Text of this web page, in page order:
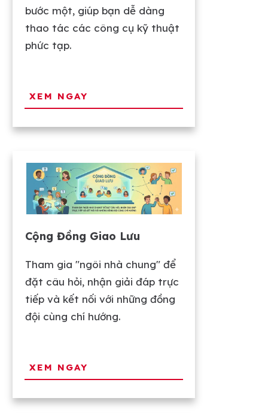
bước một, giúp bạn dễ dàng
thao tác các công cụ kỹ thuật
phức tạp.
XEM NGAY
Cộng Đồng Giao Lưu
Tham gia "ngôi nhà chung" để
đặt câu hỏi, nhận giải đáp trực
tiếp và kết nối với những đồng
đội cùng chí hướng.
XEM NGAY